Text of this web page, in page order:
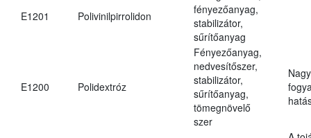
E1201 Polivinilpirrolidon
fényezőanyag,
stabilizátor,
sűrítőanyag
E1200 Polidextróz
Fényezőanyag,
nedvesítőszer,
stabilizátor,
sűrítőanyag,
tömegnövelő
szer